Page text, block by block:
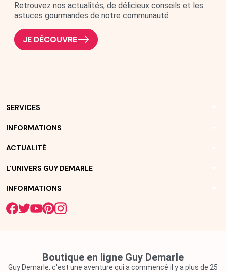
Retrouvez nos actualités, de délicieux conseils et les
astuces gourmandes de notre communauté
JE DÉCOUVRE
SERVICES
INFORMATIONS
ACTUALITÉ
L'UNIVERS GUY DEMARLE
INFORMATIONS
Boutique en ligne Guy Demarle
Guy Demarle, c'est une aventure qui a commencé il y a plus de 25